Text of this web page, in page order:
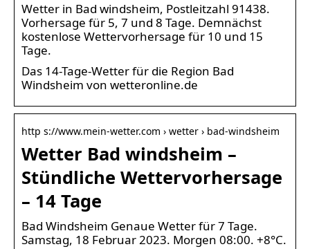
Wetter in Bad windsheim, Postleitzahl 91438.
Vorhersage für 5, 7 und 8 Tage. Demnächst
kostenlose Wettervorhersage für 10 und 15
Tage.
Das 14-Tage-Wetter für die Region Bad
Windsheim von wetteronline.de
http s://www.mein-wetter.com › wetter › bad-windsheim
Wetter Bad windsheim –
Stündliche Wettervorhersage
– 14 Tage
Bad Windsheim Genaue Wetter für 7 Tage.
Samstag, 18 Februar 2023. Morgen 08:00. +8°C.